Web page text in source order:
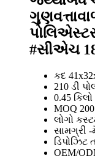
#સીએચ
કદ
210 ડી
0.45 કિલો
MOQ
લોગો
સામગ્રી -
ડિપોઝિટ
OEM/